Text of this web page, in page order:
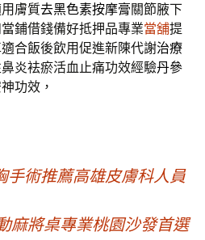
膚質去黑色素按摩膏關節腋下
鋪借錢備好抵押品專業當舖提
合飯後飲用促進新陳代謝治療
炎袪瘀活血止痛功效經驗丹參
功效，
手術推薦高雄皮膚科人員
麻將桌專業桃園沙發首選